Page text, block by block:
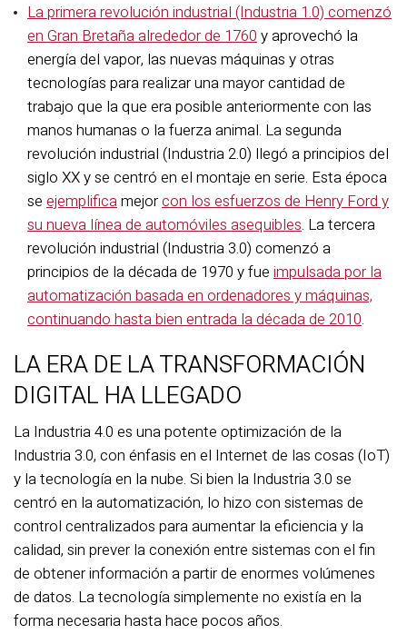
La primera revolución industrial (Industria 1.0) comenzó
en Gran Bretaña alrededor de 1760y aprovechó la
energía del vapor, las nuevas máquinas y otras
tecnologías para realizar una mayor cantidad de
trabajo que la que era posible anteriormente con las
manos humanas o la fuerza animal. La segunda
revolución industrial (Industria 2.0) llegó a principios del
siglo XX y se centró en el montaje en serie. Esta época
se ejemplificamejorcon los esfuerzos de Henry Ford y
su nueva línea de automóviles asequibles. La tercera
revolución industrial (Industria 3.0) comenzó a
principios de la década de 1970 y fue impulsada por la
automatización basada en ordenadores y máquinas,
continuando hasta bien entrada la década de 2010.
LA ERA DE LA TRANSFORMACIÓN
DIGITAL HA LLEGADO
La Industria 4.0 es una potente optimización de la
Industria 3.0, con énfasis en el Internet de las cosas (IoT)
y la tecnología en la nube. Si bien la Industria 3.0 se
centró en la automatización, lo hizo con sistemas de
control centralizados para aumentar la eficiencia y la
calidad, sin prever la conexión entre sistemas con el fin
de obtener información a partir de enormes volúmenes
de datos. La tecnología simplemente no existía en la
forma necesaria hasta hace pocos años.